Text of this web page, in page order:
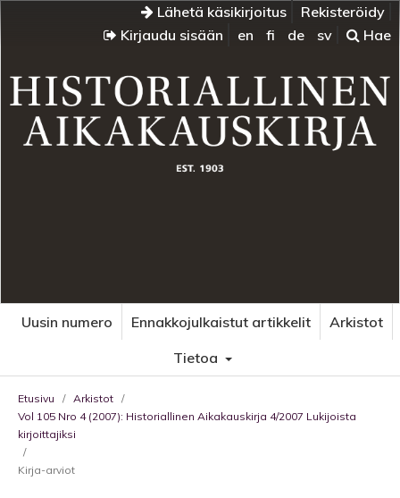
Lähetä käsikirjoitus
Rekisteröidy
Kirjaudu sisään
en fi de sv Hae
Uusin numero Ennakkojulkaistut artikkelit
Arkistot
Tietoa
Etusivu / Arkistot /
Vol 105 Nro 4 (2007): Historiallinen Aikakauskirja 4/2007 Lukijoista
kirjoittajiksi
/
Kirja-arviot